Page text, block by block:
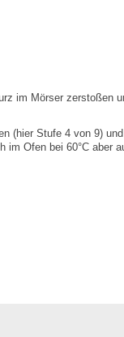
im Mörser zerstoßen
(hier Stufe 4 von 9)
im Ofen bei 60°C aber